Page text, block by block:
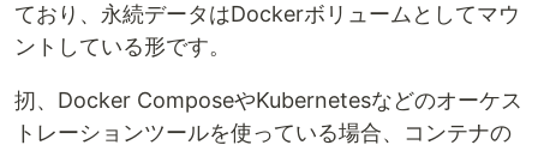
ており、永続データはDockerボリュームとしてマウ
ントしている形です。
扨、Docker ComposeやKubernetesなどのオーケス
トレーションツールを使っている場合、コンテナの